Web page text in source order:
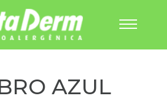
AZUL